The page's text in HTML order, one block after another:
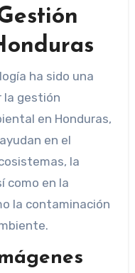
ha sido una
la gestión
en Honduras,
en el
la
como en la
la contaminación